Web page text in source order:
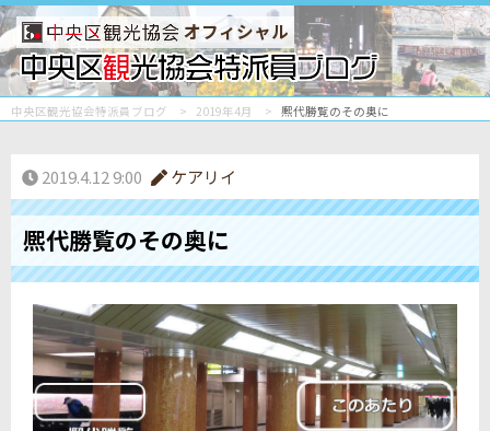
オフィシャル
中央区観光協会特派員ブログ 2019年4月 熈代勝覧のその奥に
2019.4.12 9:00 ケアリイ
熈代勝覧のその奥に